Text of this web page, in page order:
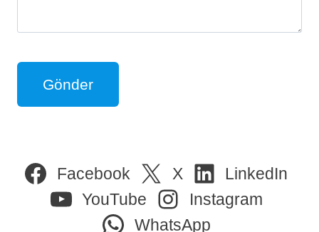
Facebook X
LinkedIn
YouTube
Instagram
WhatsApp